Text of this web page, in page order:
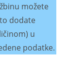
možete
dodate
u
podatke.